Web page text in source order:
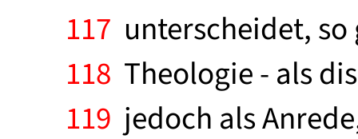
117 unterscheidet,
118 Theologie - als
119 jedoch als